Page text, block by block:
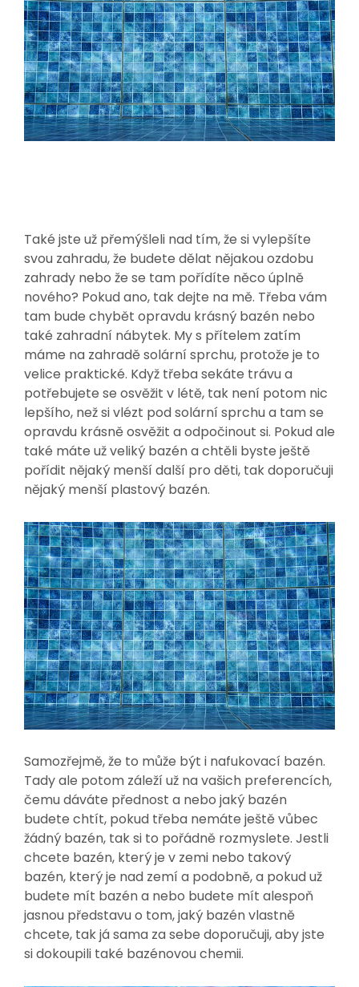
Také jste už přemýšleli nad tím, že si vylepšíte
svou zahradu, že budete dělat nějakou ozdobu
zahrady nebo že se tam pořídíte něco úplně
nového? Pokud ano, tak dejte na mě. Třeba vám
tam bude chybět opravdu krásný bazén nebo
také zahradní nábytek. My s přítelem zatím
máme na zahradě solární sprchu, protože je to
velice praktické. Když třeba sekáte trávu a
potřebujete se osvěžit v létě, tak není potom nic
lepšího, než si vlézt pod solární sprchu a tam se
opravdu krásně osvěžit a odpočinout si. Pokud ale
také máte už veliký bazén a chtěli byste ještě
pořídit nějaký menší další pro děti, tak doporučuji
nějaký menší plastový bazén.
Samozřejmě, že to může být i nafukovací bazén.
Tady ale potom záleží už na vašich preferencích,
čemu dáváte přednost a nebo jaký bazén
budete chtít, pokud třeba nemáte ještě vůbec
žádný bazén, tak si to pořádně rozmyslete. Jestli
chcete bazén, který je v zemi nebo takový
bazén, který je nad zemí a podobně, a pokud už
budete mít bazén a nebo budete mít alespoň
jasnou představu o tom, jaký bazén vlastně
chcete, tak já sama za sebe doporučuji, aby jste
si dokoupili také bazénovou chemii.